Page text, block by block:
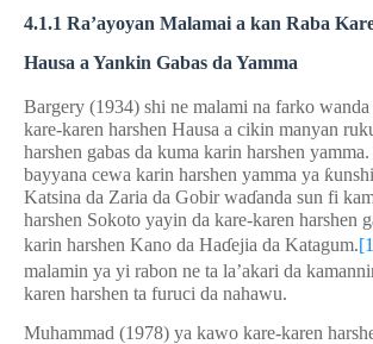
4.1.1 Ra’ayoyan Malamai a kan Raba
Hausa a Yankin Gabas da Yamma
Bargery (1934) shi ne malami na farko wanda
kare-karen harshen Hausa a cikin manyan
harshen gabas da kuma karin harshen
bayyana cewa karin harshen yamma ya ƙ
Katsina da Zaria da Gobir waɗanda sun fi
harshen Sokoto yayin da kare-karen harshen
karin harshen Kano da Haɗejia da Katagum.
malamin ya yi rabon ne ta la’akari da
karen harshen ta furuci da nahawu.
Muhammad (1978) ya kawo kare-karen